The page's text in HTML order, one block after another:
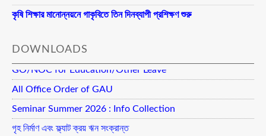
কৃষি শিক্ষার মানোন্নয়নে গাকৃবিতে তিন দিনব্যাপী প্রশিক্ষণ শুরু
DOWNLOADS
GO/NOC for Education/Other Leave
All Office Order of GAU
Seminar Summer 2026 : Info Collection
গৃহ নির্মাণ এবং ফ্ল্যাট ক্রয় ঋন সংক্রান্ত